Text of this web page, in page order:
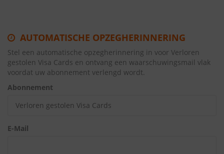
AUTOMATISCHE OPZEGHERINNERING
Stel een automatische opzegherinnering in voor Verloren
gestolen Visa Cards en ontvang een waarschuwingsmail vlak
voordat uw abonnement verlengd wordt.
Abonnement
E-Mail